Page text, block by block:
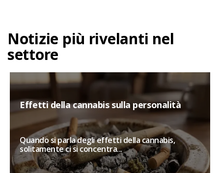
Notizie più rivelanti nel
settore
Effetti della cannabis sulla personalità
Quando si parla degli effetti della cannabis,
solitamente ci si concentra...